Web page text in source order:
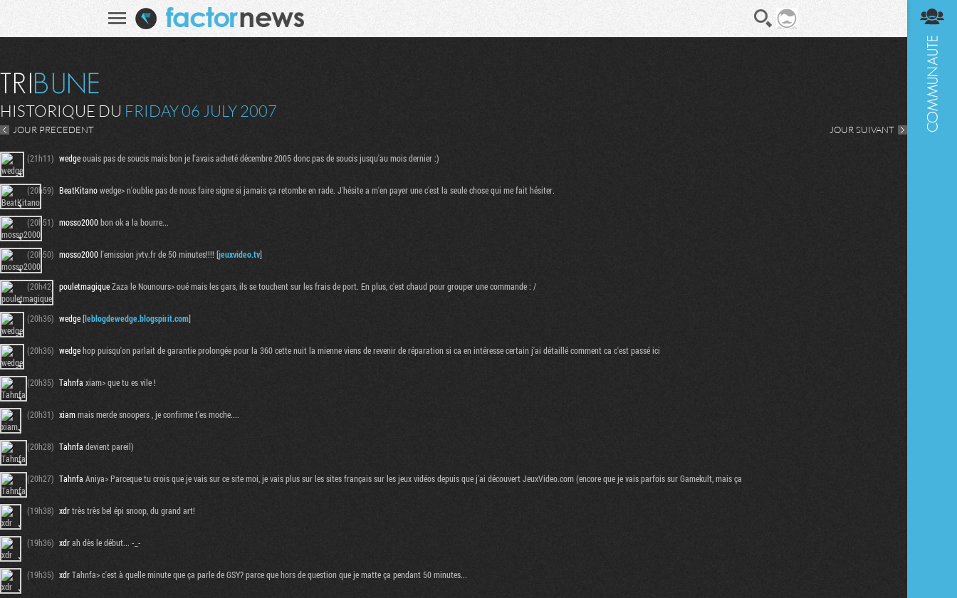
HISTORIQUE DU FRIDAY 06 JULY 2007
JOUR PRECEDENT JOUR SUIVANT
(21h11) wedgeouais pas de soucis mais bon je l'avais acheté décembre 2005 donc pas de soucis jusqu'au mois dernier :)
(20h59) BeatKitanowedge> n'oublie pas de nous faire signe si jamais ça retombe en rade. J'hésite a m'en payer une c'est la seule chose qui me fait hésiter.
(20h51) mosso2000bon ok a la bourre...
(20h50) mosso2000l'emission jvtv.fr de 50 minutes!!!! [jeuxvideo.tv]
(20h42) pouletmagiqueZaza le Nounours> oué mais les gars, ils se touchent sur les frais de port. En plus, c'est chaud pour grouper une commande : /
(20h36) wedge[leblogdewedge.blogspirit.com]
(20h36) wedgehop puisqu'on parlait de garantie prolongée pour la 360 cette nuit la mienne viens de revenir de réparation si ca en intéresse certain j'ai détaillé comment ca c'est passé ici
(20h35) Tahnfa xiam> que tu es vile !
(20h31) xiammais merde snoopers , je confirme t'es moche....
(20h28) Tahnfa devient pareil)
(20h27) Tahnfa Aniya> Parceque tu crois que je vais sur ce site moi, je vais plus sur les sites français sur les jeux vidéos depuis que j'ai découvert JeuxVideo.com (encore que je vais parfois sur Gamekult, mais ça
(19h38) xdrtrès très bel épi snoop, du grand art!
(19h36) xdrah dès le début... -_-
(19h35) xdrTahnfa> c'est à quelle minute que ça parle de GSY? parce que hors de question que je matte ça pendant 50 minutes...